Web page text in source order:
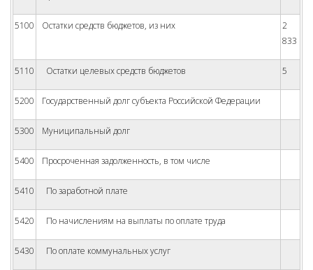
5100 Остатки средств бюджетов, из них
2
833
5110 Остатки целевых средств бюджетов 5
5200 Государственный долг субъекта Российской Федерации
5300 Муниципальный долг
5400 Просроченная задолженность, в том числе
5410 По заработной плате
5420 По начислениям на выплаты по оплате труда
5430 По оплате коммунальных услуг